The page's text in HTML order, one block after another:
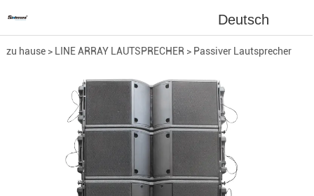
Deutsch
zu hause> LINE ARRAY LAUTSPRECHER > Passiver Lautsprecher